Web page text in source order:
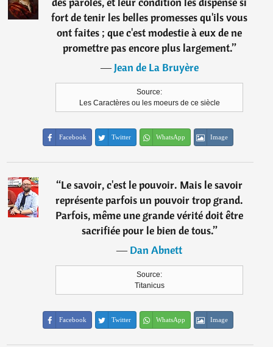
fort de tenir les belles promesses qu'ils vous
ont faites ; que c'est modestie à eux de ne
promettre pas encore plus largement.”
―Jean de La Bruyère
Source:
Les Caractères ou les moeurs de ce siècle
Facebook Twitter WhatsApp Image
“Le savoir, c'est le pouvoir. Mais le savoir
représente parfois un pouvoir trop grand.
Parfois, même une grande vérité doit être
sacrifiée pour le bien de tous.”
―Dan Abnett
Source:
Titanicus
Facebook Twitter WhatsApp Image